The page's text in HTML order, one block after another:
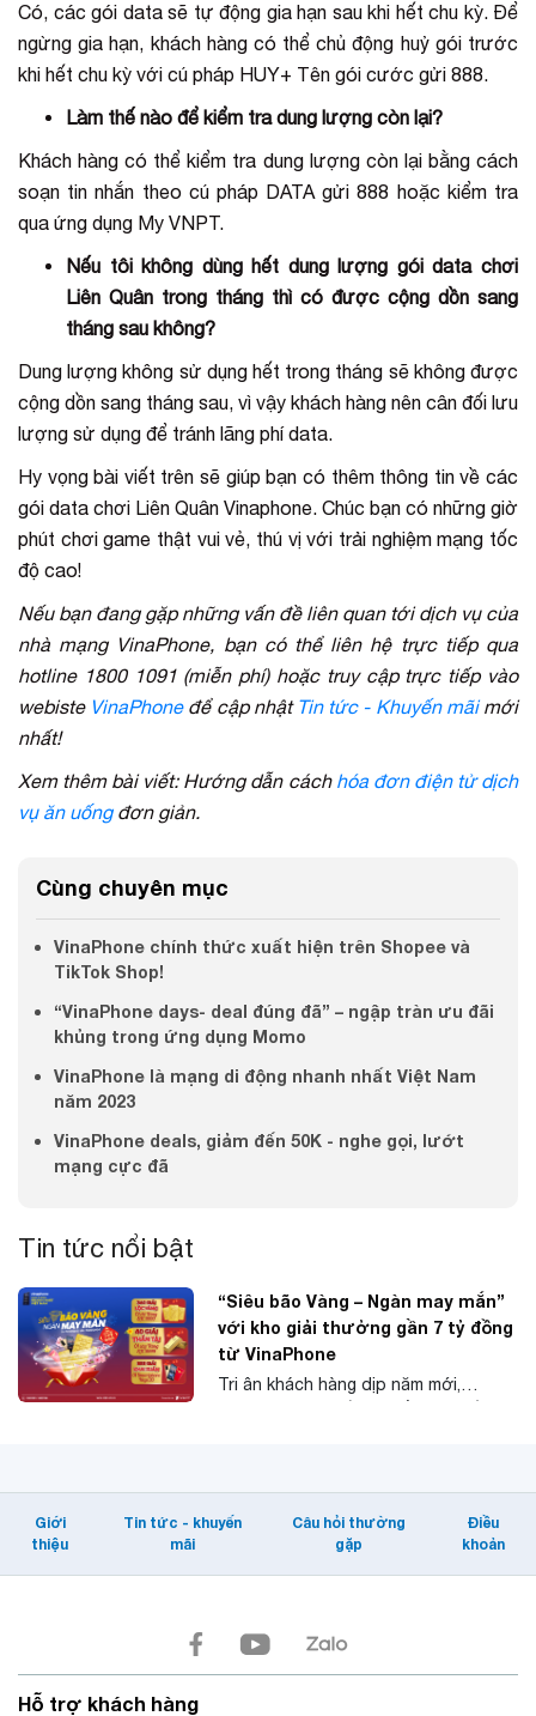
Có, các gói data sẽ tự động gia hạn sau khi hết chu kỳ. Để
ngừng gia hạn, khách hàng có thể chủ động huỷ gói trước
khi hết chu kỳ với cú pháp HUY+ Tên gói cước gửi 888.
Làm thế nào để kiểm tra dung lượng còn lại?
Khách hàng có thể kiểm tra dung lượng còn lại bằng cách
soạn tin nhắn theo cú pháp DATA gửi 888 hoặc kiểm tra
qua ứng dụng My VNPT.
Nếu tôi không dùng hết dung lượng gói data chơi
Liên Quân trong tháng thì có được cộng dồn sang
tháng sau không?
Dung lượng không sử dụng hết trong tháng sẽ không được
cộng dồn sang tháng sau, vì vậy khách hàng nên cân đối lưu
lượng sử dụng để tránh lãng phí data.
Hy vọng bài viết trên sẽ giúp bạn có thêm thông tin về các
gói data chơi Liên Quân Vinaphone. Chúc bạn có những giờ
phút chơi game thật vui vẻ, thú vị với trải nghiệm mạng tốc
độ cao!
Nếu bạn đang gặp những vấn đề liên quan tới dịch vụ của
nhà mạng VinaPhone, bạn có thể liên hệ trực tiếp qua
hotline 1800 1091 (miễn phí) hoặc truy cập trực tiếp vào
webiste VinaPhoneđể cập nhật Tin tức - Khuyến mãimới
nhất!
Xem thêm bài viết: Hướng dẫn cách hóa đơn điện tử dịch
vụ ăn uốngđơn giản.
Cùng chuyên mục
VinaPhone chính thức xuất hiện trên Shopee và
TikTok Shop!
“VinaPhone days- deal đúng đã” – ngập tràn ưu đãi
khủng trong ứng dụng Momo
VinaPhone là mạng di động nhanh nhất Việt Nam
năm 2023
VinaPhone deals, giảm đến 50K - nghe gọi, lướt
mạng cực đã
Tin tức nổi bật
“Siêu bão Vàng – Ngàn may mắn”
với kho giải thưởng gần 7 tỷ đồng
từ VinaPhone
Tri ân khách hàng dịp năm mới,
Chương trình có điều kiện tham gia
dễ dàng, mang đến cơ hội trúng
Giới
thiệu
Tin tức - khuyến
mãi
Câu hỏi thường
gặp
Điều
khoản
Hỗ trợ khách hàng